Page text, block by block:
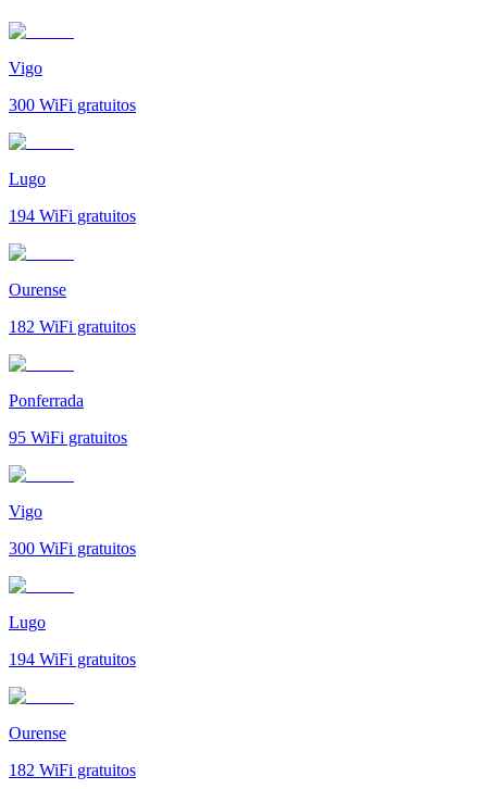
Vigo
300 WiFi gratuitos
Lugo
194 WiFi gratuitos
Ourense
182 WiFi gratuitos
Ponferrada
95 WiFi gratuitos
Vigo
300 WiFi gratuitos
Lugo
194 WiFi gratuitos
Ourense
182 WiFi gratuitos